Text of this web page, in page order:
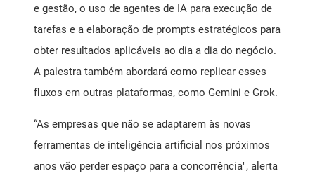
e gestão, o uso de agentes de IA para execução de
tarefas e a elaboração de prompts estratégicos para
obter resultados aplicáveis ao dia a dia do negócio.
A palestra também abordará como replicar esses
fluxos em outras plataformas, como Gemini e Grok.
“As empresas que não se adaptarem às novas
ferramentas de inteligência artificial nos próximos
anos vão perder espaço para a concorrência", alerta